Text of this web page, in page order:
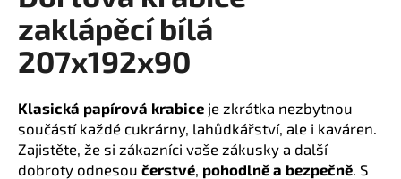
zaklápěcí bílá
207x192x90
Klasická papírová krabice je zkrátka nezbytnou
součástí každé cukrárny, lahůdkářství, ale i kaváren.
Zajistěte, že si zákazníci vaše zákusky a další
dobroty odnesou čerstvé pohodlně a bezpečně . S
a
j
í
?